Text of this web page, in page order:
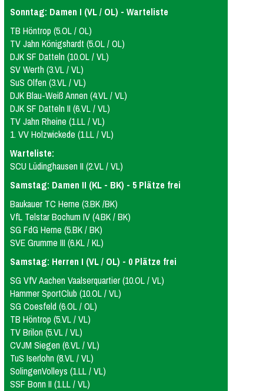
Sonntag: Damen I (VL / OL) - Warteliste
TB Höntrop (5.OL / OL)
TV Jahn Königshardt (5.OL / OL)
DJK SF Datteln (10.OL / VL)
SV Werth (3.VL / VL)
SuS Olfen (3.VL / VL)
DJK Blau-Weiß Annen (4.VL / VL)
DJK SF Datteln II (6.VL / VL)
TV Jahn Rheine (1.LL / VL)
1. VV Holzwickede (1.LL / VL)
Warteliste:
SCU Lüdinghausen II (2.VL / VL)
Samstag: Damen II (KL - BK) - 5 Plätze frei
Baukauer TC Herne (3.BK /BK)
VfL Telstar Bochum IV (4.BK / BK)
SG FdG Herne (5.BK / BK)
SVE Grumme III (6.KL / KL)
Samstag: Herren I (VL / OL) - 0 Plätze frei
SG VfV Aachen Vaalserquartier (10.OL / VL)
Hammer SportClub (10.OL / VL)
SG Coesfeld (6.OL / OL)
TB Höntrop (5.VL / VL)
TV Brilon (5.VL / VL)
CVJM Siegen (6.VL / VL)
TuS Iserlohn (8.VL / VL)
SolingenVolleys (1.LL / VL)
SSF Bonn II (1.LL / VL)